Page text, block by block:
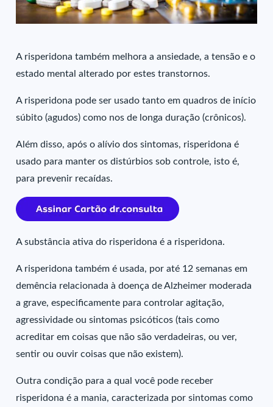
A risperidona também melhora a ansiedade, a tensão e o
estado mental alterado por estes transtornos.
A risperidona pode ser usado tanto em quadros de início
súbito (agudos) como nos de longa duração (crônicos).
Além disso, após o alívio dos sintomas, risperidona é
usado para manter os distúrbios sob controle, isto é,
para prevenir recaídas.
A substância ativa do risperidona é a risperidona.
A risperidona também é usada, por até 12 semanas em
demência relacionada à doença de Alzheimer moderada
a grave, especificamente para controlar agitação,
agressividade ou sintomas psicóticos (tais como
acreditar em coisas que não são verdadeiras, ou ver,
sentir ou ouvir coisas que não existem).
Outra condição para a qual você pode receber
risperidona é a mania, caracterizada por sintomas como